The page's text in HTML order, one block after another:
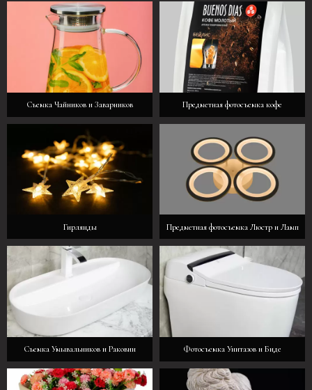
Съемка Чайников и Заварников Предметная фотосъемка кофе
Гирлянды Предметная фотосъемка Люстр и Ламп
Съемка Умывальников и Раковин Фотосъемка Унитазов и Биде